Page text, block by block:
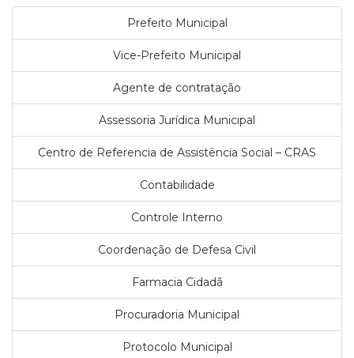
Prefeito Municipal
Vice-Prefeito Municipal
Agente de contratação
Assessoria Jurídica Municipal
Centro de Referencia de Assistência Social – CRAS
Contabilidade
Controle Interno
Coordenação de Defesa Civil
Farmacia Cidadã
Procuradoria Municipal
Protocolo Municipal